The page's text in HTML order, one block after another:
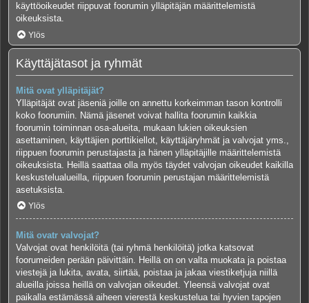
käyttöoikeudet riippuvat foorumin ylläpitäjän määrittelemistä
oikeuksista.
Ylös
Käyttäjätasot ja ryhmät
Mitä ovat ylläpitäjät?
Ylläpitäjät ovat jäseniä joille on annettu korkeimman tason kontrolli
koko foorumiin. Nämä jäsenet voivat hallita foorumin kaikkia
foorumin toiminnan osa-alueita, mukaan lukien oikeuksien
asettaminen, käyttäjien porttikiellot, käyttäjäryhmät ja valvojat yms.,
riippuen foorumin perustajasta ja hänen ylläpitäjille määrittelemistä
oikeuksista. Heillä saattaa olla myös täydet valvojan oikeudet kaikilla
keskustelualueilla, riippuen foorumin perustajan määrittelemistä
asetuksista.
Ylös
Mitä ovatr valvojat?
Valvojat ovat henkilöitä (tai ryhmä henkilöitä) jotka katsovat
foorumeiden perään päivittäin. Heillä on on valta muokata ja poistaa
viestejä ja lukita, avata, siirtää, poistaa ja jakaa viestiketjuja niillä
alueilla joissa heillä on valvojan oikeudet. Yleensä valvojat ovat
paikalla estämässä aiheen vierestä keskustelua tai hyvien tapojen